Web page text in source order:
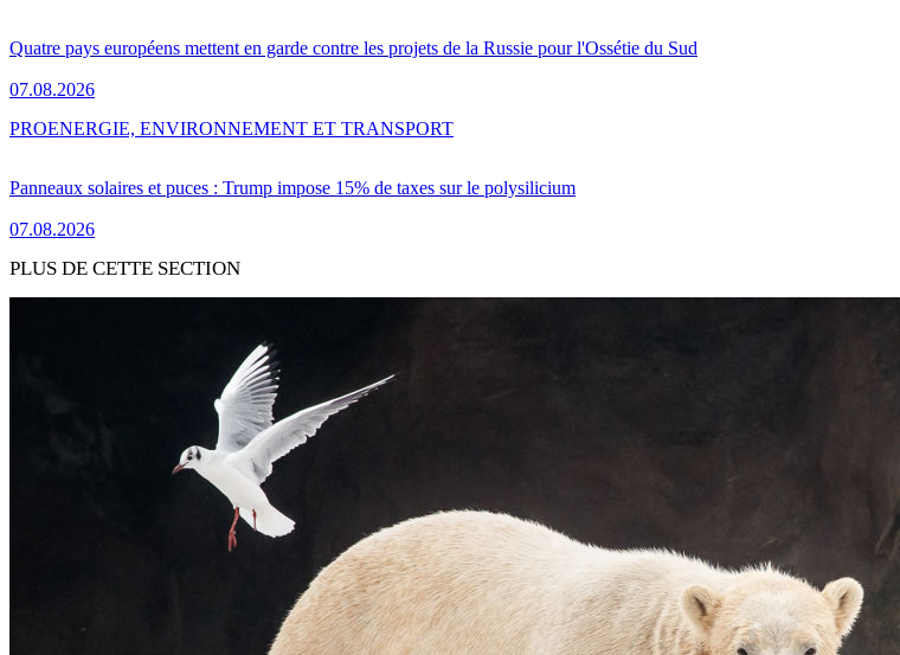
Quatre pays européens mettent en garde contre les projets de la Russie pour l'Ossétie du Sud
07.08.2026
Panneaux solaires et puces : Trump impose 15% de taxes sur le polysilicium
07.08.2026
PROENERGIE, ENVIRONNEMENT ET TRANSPORT
PLUS DE CETTE SECTION